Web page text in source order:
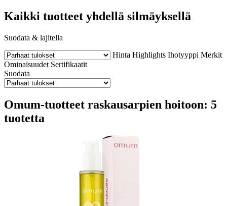
Kaikki tuotteet yhdellä silmäyksellä
Suodata & lajitella
Hinta Highlights Ihotyyppi Merkit
Ominaisuudet Sertifikaatit
Suodata
Omum-tuotteet raskausarpien hoitoon: 5
tuotetta